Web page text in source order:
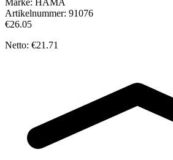
Marke: HAMA
Artikelnummer: 91076
€26.05
Netto: €21.71